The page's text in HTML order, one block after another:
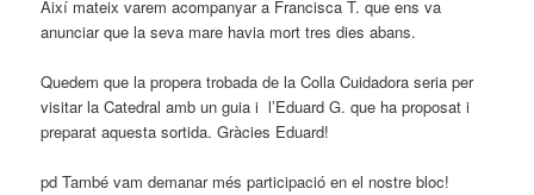
Així mateix varem acompanyar a Francisca T. que ens va
anunciar que la seva mare havia mort tres dies abans.
Quedem que la propera trobada de la Colla Cuidadora seria per
visitar la Catedral amb un guia i l’Eduard G. que ha proposat i
preparat aquesta sortida. Gràcies Eduard!
pd També vam demanar més participació en el nostre bloc!